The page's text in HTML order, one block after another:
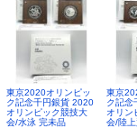
東京2020オリンピッ
ク記念千円銀貨 2020
オリンピック競技大
会/水泳 完未品
東京
ク記念
オリン
会/陸